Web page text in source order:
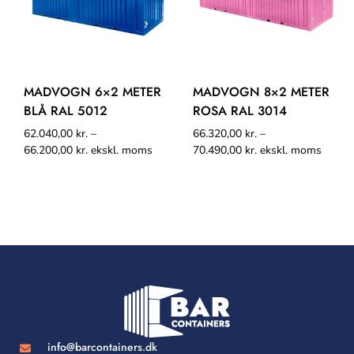
MADVOGN 6×2 METER
BLÅ RAL 5012
62.040,00 kr. –
66.200,00 kr. ekskl. moms
MADVOGN 8×2 METER
ROSA RAL 3014
66.320,00 kr. –
70.490,00 kr. ekskl. moms
info@barcontainers.dk